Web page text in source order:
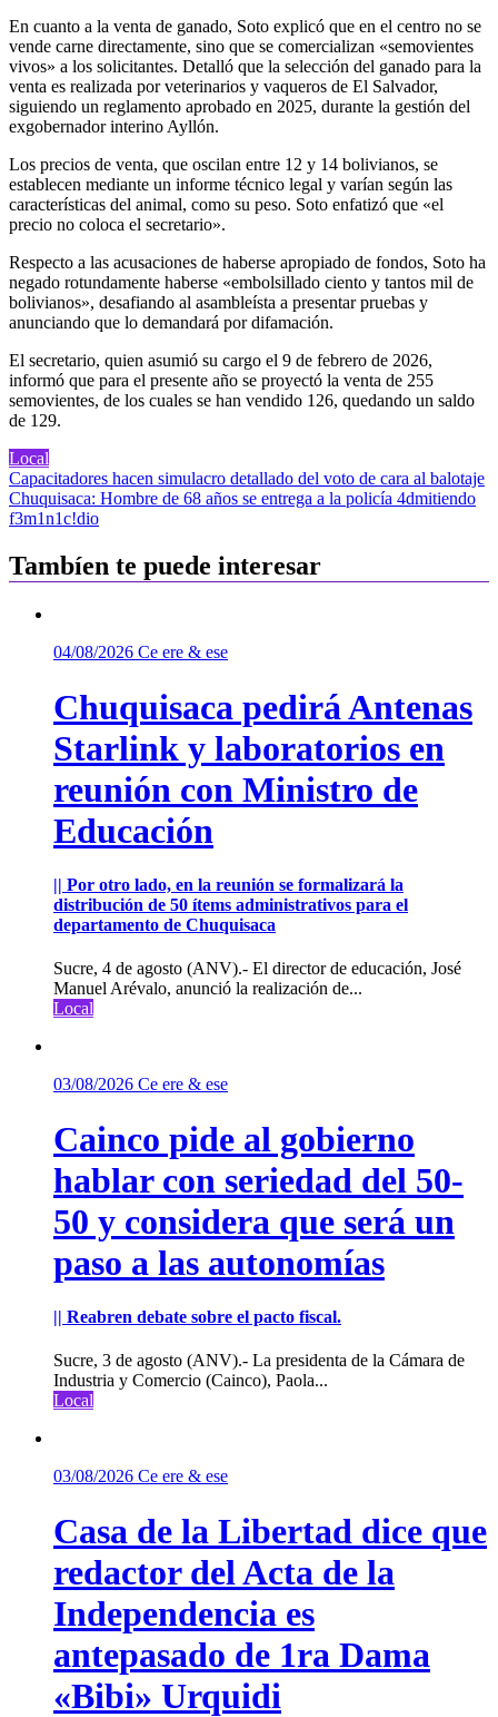
En cuanto a la venta de ganado, Soto explicó que en el centro no se
vende carne directamente, sino que se comercializan «semovientes
vivos» a los solicitantes. Detalló que la selección del ganado para la
venta es realizada por veterinarios y vaqueros de El Salvador,
siguiendo un reglamento aprobado en 2025, durante la gestión del
exgobernador interino Ayllón.
Los precios de venta, que oscilan entre 12 y 14 bolivianos, se
establecen mediante un informe técnico legal y varían según las
características del animal, como su peso. Soto enfatizó que «el
precio no coloca el secretario».
Respecto a las acusaciones de haberse apropiado de fondos, Soto ha
negado rotundamente haberse «embolsillado ciento y tantos mil de
bolivianos», desafiando al asambleísta a presentar pruebas y
anunciando que lo demandará por difamación.
El secretario, quien asumió su cargo el 9 de febrero de 2026,
informó que para el presente año se proyectó la venta de 255
semovientes, de los cuales se han vendido 126, quedando un saldo
de 129.
Local
Navegación
de
Capacitadores hacen simulacro detallado del voto de cara al balotaje
Chuquisaca: Hombre de 68 años se entrega a la policía 4dmitiendo
f3m1n1c!dio
Tambíen te puede interesar
04/08/2026 Ce ere & ese
Chuquisaca pedirá Antenas
Starlink y laboratorios en
reunión con Ministro de
Educación
|| Por otro lado, en la reunión se formalizará la
distribución de 50 ítems administrativos para el
departamento de Chuquisaca
Sucre, 4 de agosto (ANV).- El director de educación, José
Manuel Arévalo, anunció la realización de...
Local
03/08/2026 Ce ere & ese
Cainco pide al gobierno
hablar con seriedad del 50-
50 y considera que será un
paso a las autonomías
|| Reabren debate sobre el pacto fiscal.
Sucre, 3 de agosto (ANV).- La presidenta de la Cámara de
Industria y Comercio (Cainco), Paola...
Local
03/08/2026 Ce ere & ese
Casa de la Libertad dice que
redactor del Acta de la
Independencia es
antepasado de 1ra Dama
«Bibi» Urquidi